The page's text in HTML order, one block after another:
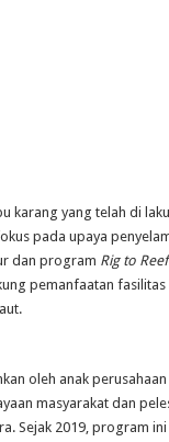
karang yang telah di
pada upaya
dan program Rig to Reef
pemanfaatan
oleh anak
masyarakat dan
Sejak 2019, program